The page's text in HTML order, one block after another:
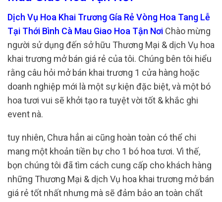
Dịch Vụ Hoa Khai Trương Gía Rẻ Vòng Hoa Tang Lễ
Tại Thới Bình Cà Mau Giao Hoa Tận Nơi Chào mừng
người sử dụng đến sở hữu Thương Mại & dịch Vụ hoa
khai trương mở bán giá rẻ của tôi. Chúng bên tôi hiểu
rằng câu hỏi mở bán khai trương 1 cửa hàng hoặc
doanh nghiệp mới là một sự kiện đặc biệt, và một bó
hoa tươi vui sẽ khởi tạo ra tuyệt vời tốt & khắc ghi
event nà.
tuy nhiên, Chưa hẳn ai cũng hoàn toàn có thể chi
mang một khoản tiền bự cho 1 bó hoa tươi. Vì thế,
bọn chúng tôi đã tìm cách cung cấp cho khách hàng
những Thương Mại & dịch Vụ hoa khai trương mở bán
giá rẻ tốt nhất nhưng mà sẽ đảm bảo an toàn chất